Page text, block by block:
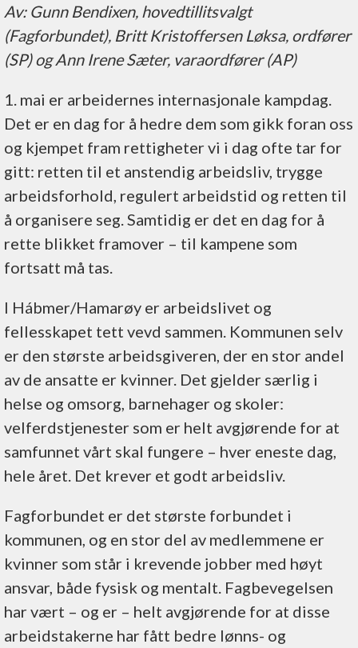
Av: Gunn Bendixen, hovedtillitsvalgt
(Fagforbundet), Britt Kristoffersen Løksa, ordfører
(SP) og Ann Irene Sæter, varaordfører (AP)
1. mai er arbeidernes internasjonale kampdag.
Det er en dag for å hedre dem som gikk foran oss
og kjempet fram rettigheter vi i dag ofte tar for
gitt: retten til et anstendig arbeidsliv, trygge
arbeidsforhold, regulert arbeidstid og retten til
å organisere seg. Samtidig er det en dag for å
rette blikket framover – til kampene som
fortsatt må tas.
I Hábmer/Hamarøy er arbeidslivet og
fellesskapet tett vevd sammen. Kommunen selv
er den største arbeidsgiveren, der en stor andel
av de ansatte er kvinner. Det gjelder særlig i
helse og omsorg, barnehager og skoler:
velferdstjenester som er helt avgjørende for at
samfunnet vårt skal fungere – hver eneste dag,
hele året. Det krever et godt arbeidsliv.
Fagforbundet er det største forbundet i
kommunen, og en stor del av medlemmene er
kvinner som står i krevende jobber med høyt
ansvar, både fysisk og mentalt. Fagbevegelsen
har vært – og er – helt avgjørende for at disse
arbeidstakerne har fått bedre lønns- og